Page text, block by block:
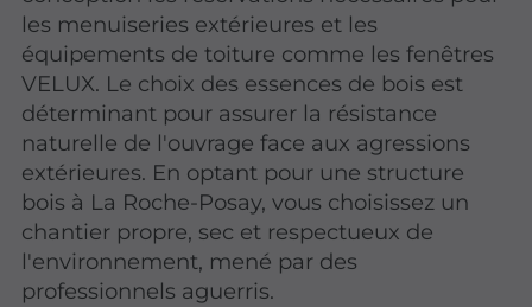
les menuiseries extérieures et les
équipements de toiture comme les fenêtres
VELUX. Le choix des essences de bois est
déterminant pour assurer la résistance
naturelle de l'ouvrage face aux agressions
extérieures. En optant pour une structure
bois à La Roche-Posay, vous choisissez un
chantier propre, sec et respectueux de
l'environnement, mené par des
professionnels aguerris.